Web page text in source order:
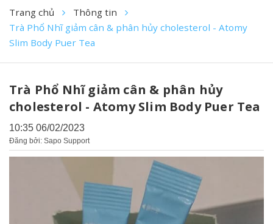
Trang chủ
Thông tin
Trà Phổ Nhĩ giảm cân & phân hủy cholesterol - Atomy
Slim Body Puer Tea
Trà Phổ Nhĩ giảm cân & phân hủy
cholesterol - Atomy Slim Body Puer Tea
10:35 06/02/2023
Đăng bởi: Sapo Support